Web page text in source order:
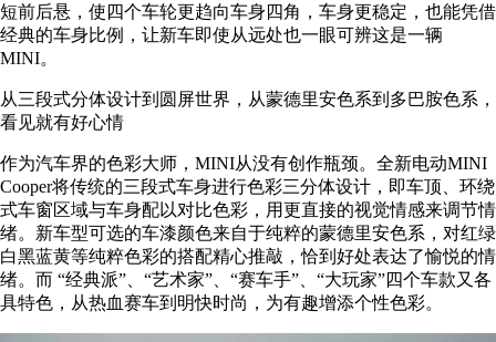
短前后悬，使四个车轮更趋向车身四角，车身更稳定，也能凭借
经典的车身比例，让新车即使从远处也一眼可辨这是一辆
MINI。
从三段式分体设计到圆屏世界，从蒙德里安色系到多巴胺色系，
看见就有好心情
作为汽车界的色彩大师，MINI从没有创作瓶颈。全新电动MINI
Cooper将传统的三段式车身进行色彩三分体设计，即车顶、环绕
式车窗区域与车身配以对比色彩，用更直接的视觉情感来调节情
绪。新车型可选的车漆颜色来自于纯粹的蒙德里安色系，对红绿
白黑蓝黄等纯粹色彩的搭配精心推敲，恰到好处表达了愉悦的情
绪。而 “经典派”、“艺术家”、“赛车手”、“大玩家”四个车款又各
具特色，从热血赛车到明快时尚，为有趣增添个性色彩。